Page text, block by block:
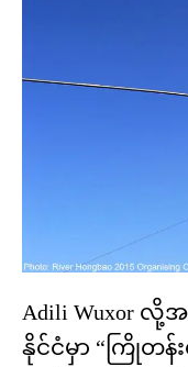
Adili Wuxor
နိုင်ငံမှာ “ကြိုတန်